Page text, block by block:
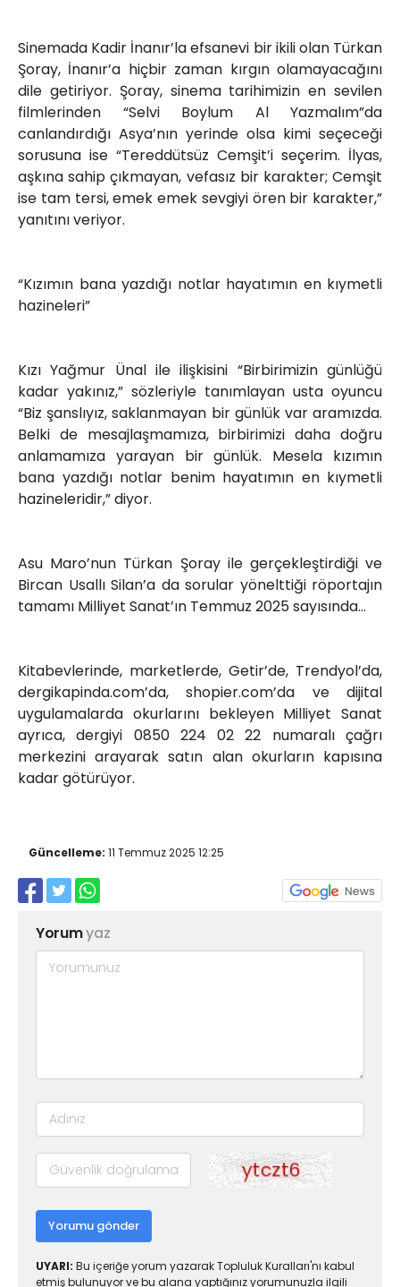
Sinemada Kadir İnanır’la efsanevi bir ikili olan Türkan
Şoray, İnanır’a hiçbir zaman kırgın olamayacağını
dile getiriyor. Şoray, sinema tarihimizin en sevilen
filmlerinden “Selvi Boylum Al Yazmalım”da
canlandırdığı Asya’nın yerinde olsa kimi seçeceği
sorusuna ise “Tereddütsüz Cemşit’i seçerim. İlyas,
aşkına sahip çıkmayan, vefasız bir karakter; Cemşit
ise tam tersi, emek emek sevgiyi ören bir karakter,”
yanıtını veriyor.
“Kızımın bana yazdığı notlar hayatımın en kıymetli
hazineleri”
Kızı Yağmur Ünal ile ilişkisini “Birbirimizin günlüğü
kadar yakınız,” sözleriyle tanımlayan usta oyuncu
“Biz şanslıyız, saklanmayan bir günlük var aramızda.
Belki de mesajlaşmamıza, birbirimizi daha doğru
anlamamıza yarayan bir günlük. Mesela kızımın
bana yazdığı notlar benim hayatımın en kıymetli
hazineleridir,” diyor.
Asu Maro’nun Türkan Şoray ile gerçekleştirdiği ve
Bircan Usallı Silan’a da sorular yönelttiği röportajın
tamamı Milliyet Sanat’ın Temmuz 2025 sayısında…
Kitabevlerinde, marketlerde, Getir’de, Trendyol’da,
dergikapinda.com’da, shopier.com’da ve dijital
uygulamalarda okurlarını bekleyen Milliyet Sanat
ayrıca, dergiyi 0850 224 02 22 numaralı çağrı
merkezini arayarak satın alan okurların kapısına
kadar götürüyor.
Güncelleme: 11 Temmuz 2025 12:25
Yorumyaz
Yorumu gönder
UYARI: Bu içeriğe yorum yazarak Topluluk Kuralları'nı kabul
etmiş bulunuyor ve bu alana yaptığınız yorumunuzla ilgili